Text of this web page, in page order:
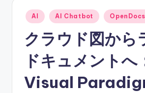
Posted
in
AI AI Chatbot OpenDocs
クラウド図から
ドキュメントへ
Visual